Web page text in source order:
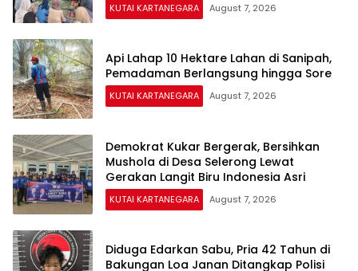
KUTAI KARTANEGARA August 7, 2026
Api Lahap 10 Hektare Lahan di Sanipah,
Pemadaman Berlangsung hingga Sore
KUTAI KARTANEGARA August 7, 2026
Demokrat Kukar Bergerak, Bersihkan
Mushola di Desa Selerong Lewat
Gerakan Langit Biru Indonesia Asri
KUTAI KARTANEGARA August 7, 2026
Diduga Edarkan Sabu, Pria 42 Tahun di
Bakungan Loa Janan Ditangkap Polisi